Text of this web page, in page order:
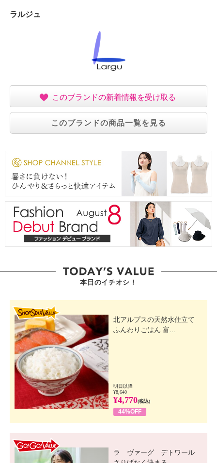
・中国製
※色名はハンドルと開口部の色で選択
ラルジュ
このブランドの新着情報を受け取る
このブランドの商品一覧を見る
本日のイチオシ！
北アルプスの天然水仕立て
ふんわりごはん 富...
明日以降
¥8,640
¥4,770(税込)
44%OFF
ラ ヴァーグ デトワール